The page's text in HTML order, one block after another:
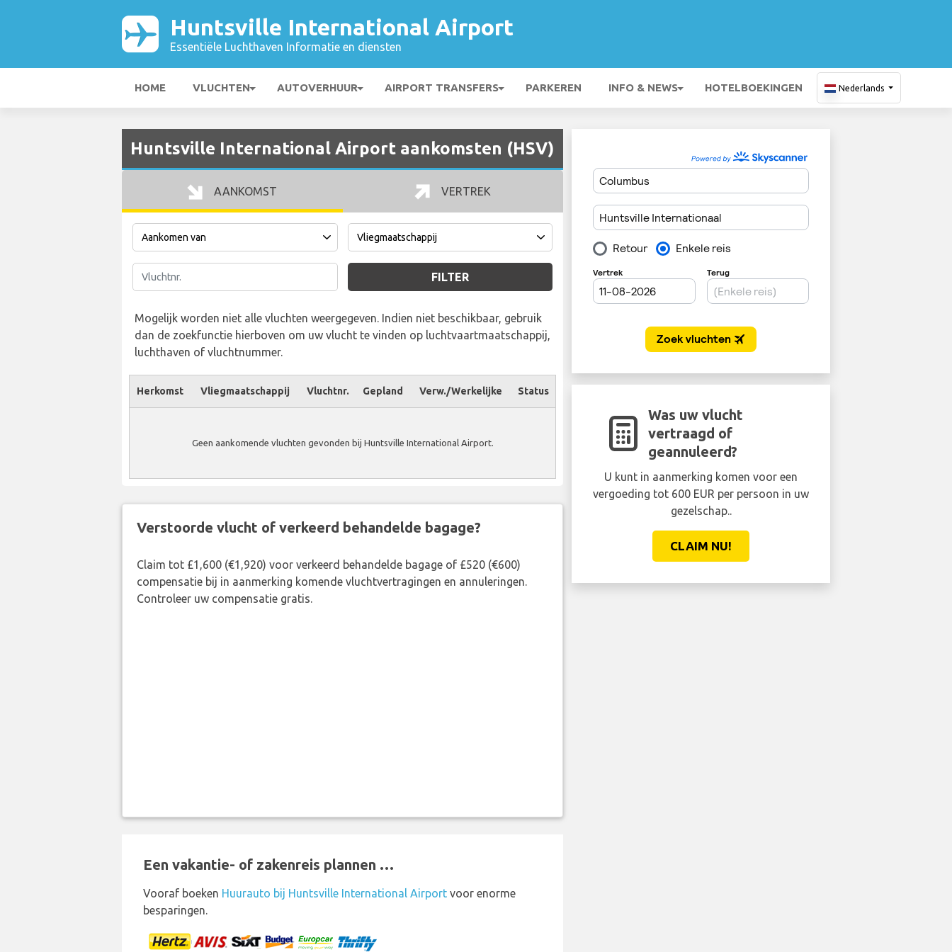
Huntsville International Airport
Essentiële Luchthaven Informatie en diensten
HOME VLUCHTEN AUTOVERHUUR AIRPORT TRANSFERS PARKEREN INFO & NEWS HOTELBOEKINGEN Nederlands
Huntsville International Airport aankomsten (HSV)
AANKOMST VERTREK
FILTER
Mogelijk worden niet alle vluchten weergegeven. Indien niet beschikbaar, gebruik
dan de zoekfunctie hierboven om uw vlucht te vinden op luchtvaartmaatschappij,
luchthaven of vluchtnummer.
Herkomst Vliegmaatschappij Vluchtnr. Gepland Verw./Werkelijke Status
Geen aankomende vluchten gevonden bij Huntsville International Airport.
Verstoorde vlucht of verkeerd behandelde bagage?
Claim tot £1,600 (€1,920) voor verkeerd behandelde bagage of £520 (€600)
compensatie bij in aanmerking komende vluchtvertragingen en annuleringen.
Controleer uw compensatie gratis.
Een vakantie- of zakenreis plannen …
Vooraf boeken Huurauto bij Huntsville International Airport voor enorme
besparingen.
Was uw vlucht
vertraagd of
geannuleerd?
U kunt in aanmerking komen voor een
vergoeding tot 600 EUR per persoon in uw
gezelschap..
CLAIM NU!